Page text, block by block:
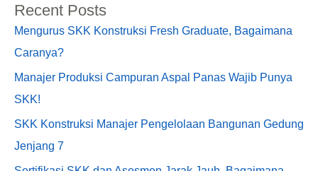
Recent Posts
Mengurus SKK Konstruksi Fresh Graduate, Bagaimana
Caranya?
Manajer Produksi Campuran Aspal Panas Wajib Punya
SKK!
SKK Konstruksi Manajer Pengelolaan Bangunan Gedung
Jenjang 7